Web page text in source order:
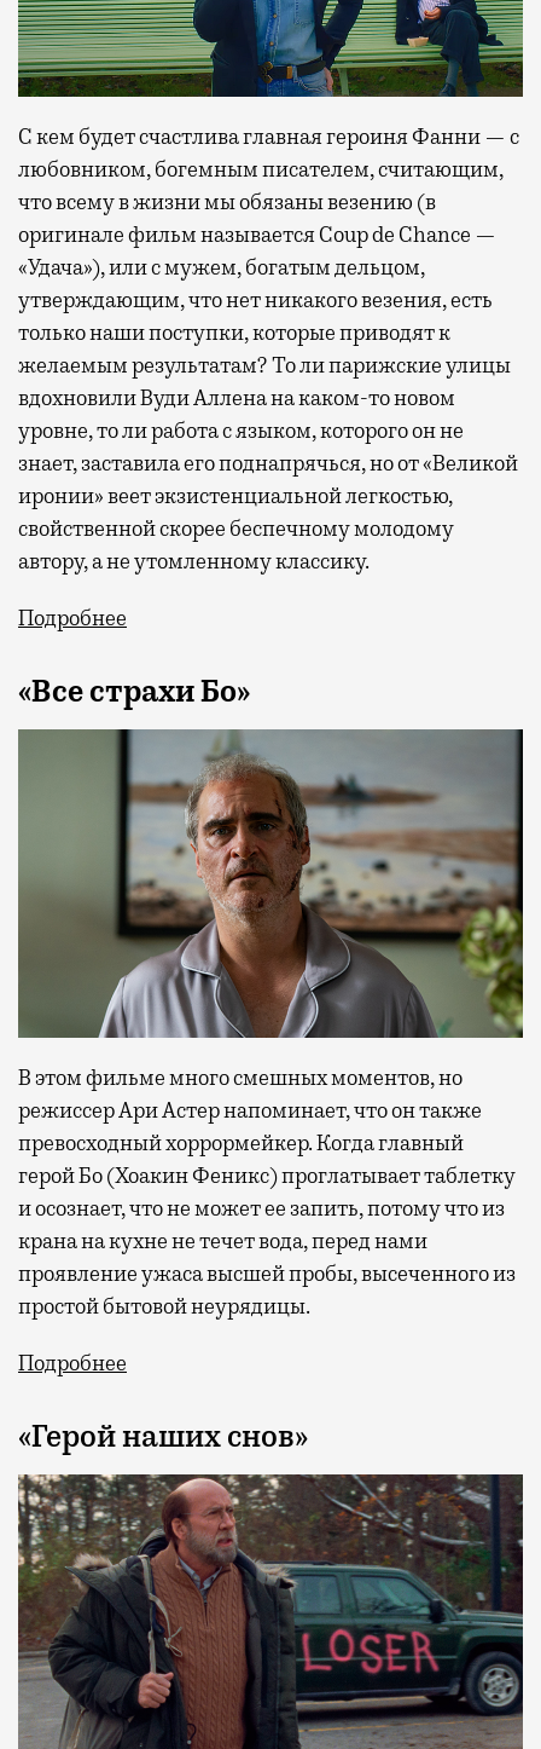
С кем будет счастлива главная героиня Фанни — с
любовником, богемным писателем, считающим,
что всему в жизни мы обязаны везению (в
оригинале фильм называется Coup de Chance —
«Удача»), или с мужем, богатым дельцом,
утверждающим, что нет никакого везения, есть
только наши поступки, которые приводят к
желаемым результатам? То ли парижские улицы
вдохновили Вуди Аллена на каком-то новом
уровне, то ли работа с языком, которого он не
знает, заставила его поднапрячься, но от «Великой
иронии» веет экзистенциальной легкостью,
свойственной скорее беспечному молодому
автору, а не утомленному классику.
Подробнее
«Все страхи Бо»
В этом фильме много смешных моментов, но
режиссер Ари Астер напоминает, что он также
превосходный хоррормейкер. Когда главный
герой Бо (Хоакин Феникс) проглатывает таблетку
и осознает, что не может ее запить, потому что из
крана на кухне не течет вода, перед нами
проявление ужаса высшей пробы, высеченного из
простой бытовой неурядицы.
Подробнее
«Герой наших снов»